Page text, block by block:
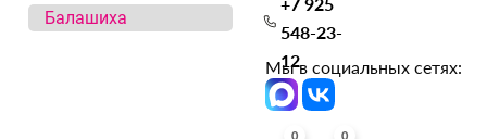
548-23-
12
Мы в социальных сетях:
0 0